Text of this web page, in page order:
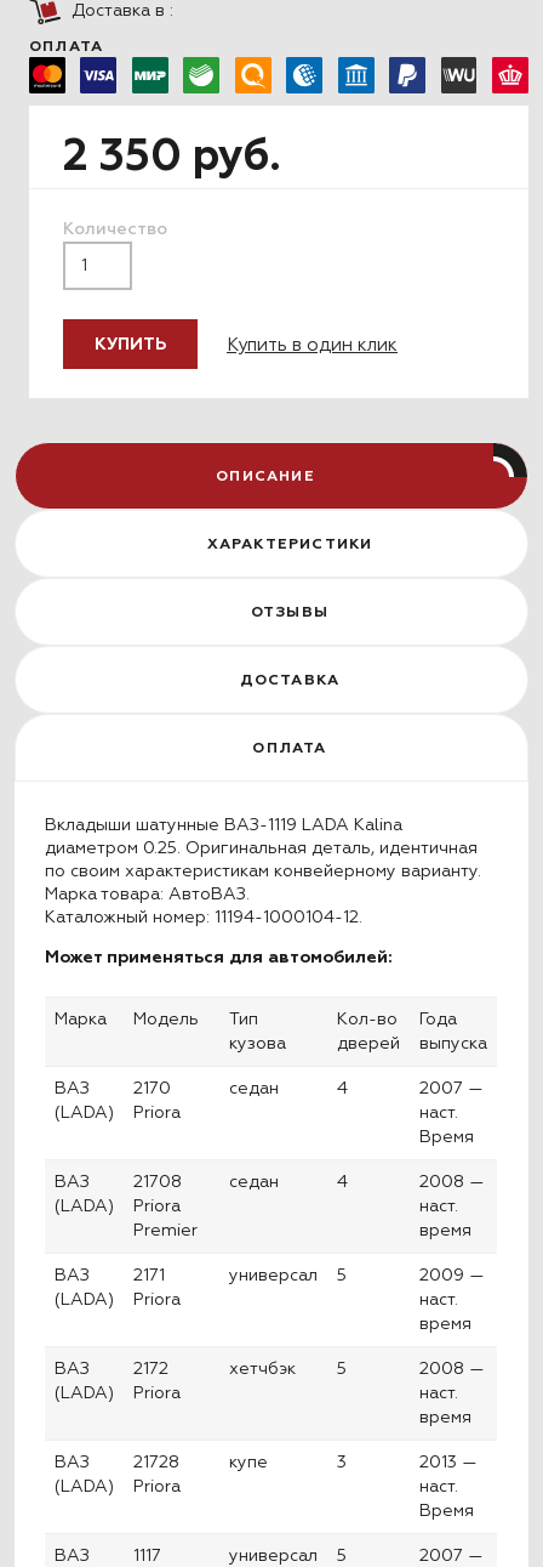
Доставка в :
ОПЛАТА
2 350 руб.
Количество
КУПИТЬ Купить в один клик
ОПИСАНИЕ
ХАРАКТЕРИСТИКИ
ОТЗЫВЫ
ДОСТАВКА
ОПЛАТА
Вкладыши шатунные ВАЗ-1119 LADA Kalina
диаметром 0.25. Оригинальная деталь, идентичная
по своим характеристикам конвейерному варианту.
Марка товара: АвтоВАЗ.
Каталожный номер: 11194-1000104-12.
Может применяться для автомобилей:
Марка Модель
Тип
кузова
Кол-во
дверей
Года
выпуска
ВАЗ
(LADA)
2170
Priora
седан 4
2007 —
наст.
Время
ВАЗ
(LADA)
21708
Priora
Premier
седан 4
2008 —
наст.
время
ВАЗ
(LADA)
2171
Priora
универсал 5
2009 —
наст.
время
ВАЗ
(LADA)
2172
Priora
хетчбэк 5
2008 —
наст.
время
ВАЗ
(LADA)
21728
Priora
купе 3
2013 —
наст.
Время
ВАЗ
1117
универсал 5
2007 —